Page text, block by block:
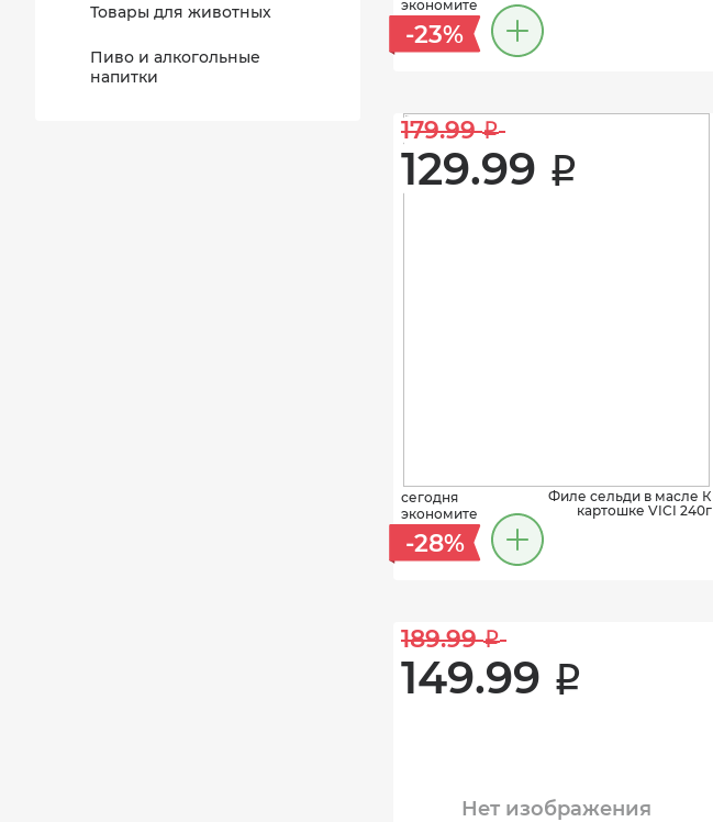
Товары для животных
Пиво и алкогольные
напитки
экономите
-23%
179.99 i
129.99 i
сегодня
экономите
-28%
Филе сельди в масле К
картошке VICI 240г
189.99 i
149.99 i
Нет изображения